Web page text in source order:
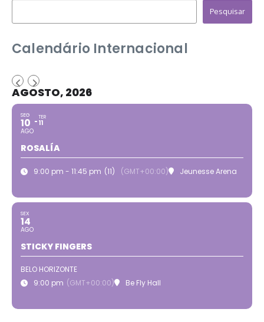
Pesquisar
Calendário Internacional
AGOSTO, 2026
SEG
10
AGO
TER
11
ROSALÍA
9:00 pm - 11:45 pm (11) (GMT+00:00) Jeunesse Arena
SEX
14
AGO
STICKY FINGERS
BELO HORIZONTE
9:00 pm (GMT+00:00) Be Fly Hall